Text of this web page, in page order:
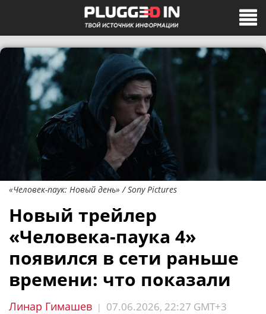
«Человек-паук: Новый день» / Sony Pictures
Новый трейлер
«Человека-паука 4»
появился в сети раньше
времени: что показали
Линар Гимашев | 07.06.2026, 22:27 GMT+3